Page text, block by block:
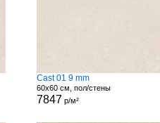
Cast 01 9 mm
60x60 см, пол/стены
7847 р/м²